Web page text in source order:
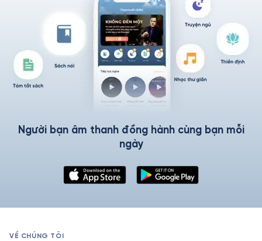
Người bạn âm thanh đồng hành cùng bạn mỗi
ngày
VỀ CHÚNG TÔI